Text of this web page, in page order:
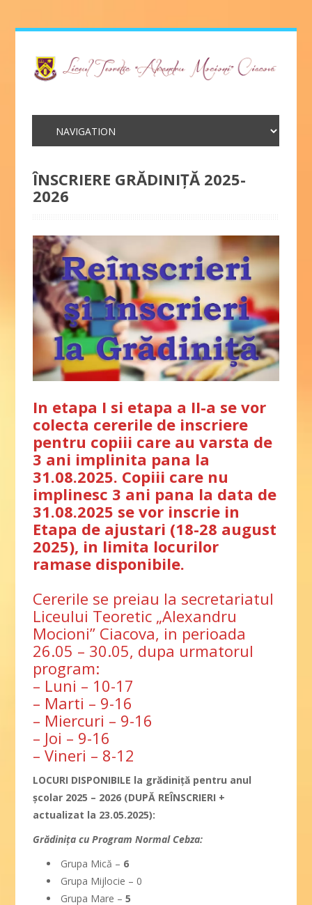
ÎNSCRIERE GRĂDINIŢĂ 2025-
2026
In etapa I si etapa a II-a se vor
colecta cererile de inscriere
pentru copiii care au varsta de
3 ani implinita pana la
31.08.2025. Copiii care nu
implinesc 3 ani pana la data de
31.08.2025 se vor inscrie in
Etapa de ajustari (18-28 august
2025), in limita locurilor
ramase disponibile.
Cererile se preiau la secretariatul
Liceului Teoretic „Alexandru
Mocioni” Ciacova, in perioada
26.05 – 30.05, dupa urmatorul
program:
– Luni – 10-17
– Marti – 9-16
– Miercuri – 9-16
– Joi – 9-16
– Vineri – 8-12
LOCURI DISPONIBILE la grădiniţă pentru anul
şcolar 2025 – 2026 (DUPĂ REÎNSCRIERI +
actualizat la 23.05.2025):
Grădiniţa cu Program Normal Cebza:
Grupa Mică – 6
Grupa Mijlocie – 0
Grupa Mare –5